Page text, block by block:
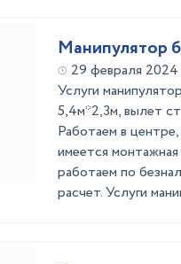
Манипулятор
29 февраля 2024
Услуги
5,4м*2,3м, вылет
Работаем в
имеется
работаем по
расчет. Услуги